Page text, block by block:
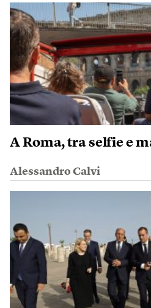
A Roma, tra selfie e
Alessandro Calvi